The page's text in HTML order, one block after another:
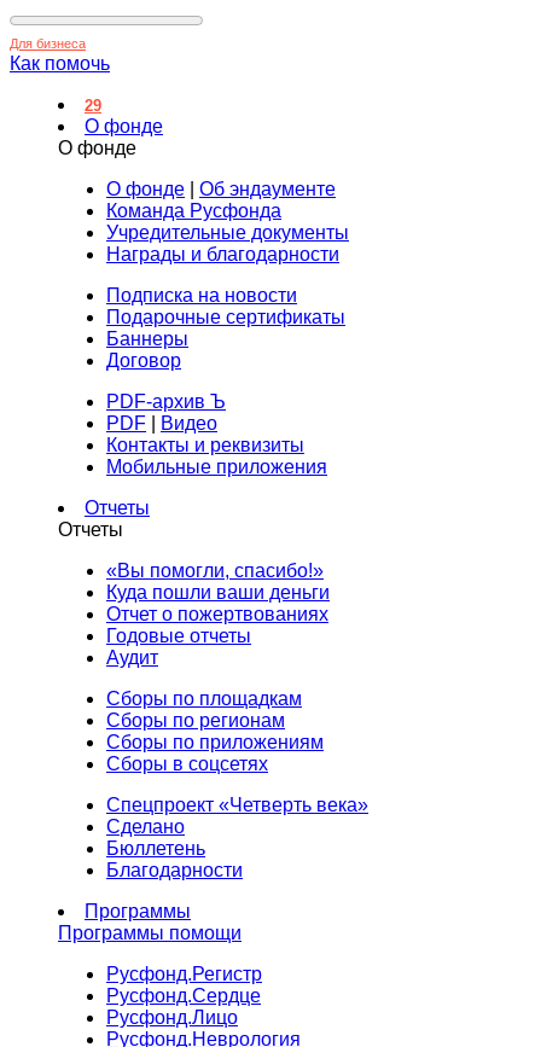
Для бизнеса
Как помочь
29
О фонде
О фонде
О фонде
Об эндаументе
Команда Русфонда
Учредительные документы
Награды и благодарности
Подписка на новости
Подарочные сертификаты
Баннеры
Договор
PDF-архив Ъ
PDF
Видео
Контакты и реквизиты
Мобильные приложения
Отчеты
Отчеты
«Вы помогли, спасибо!»
Куда пошли ваши деньги
Отчет о пожертвованиях
Годовые отчеты
Аудит
Сборы по площадкам
Сборы по регионам
Сборы по приложениям
Сборы в соцсетях
Спецпроект «Четверть века»
Сделано
Бюллетень
Благодарности
Программы
Программы помощи
Русфонд.Регистр
Русфонд.Сердце
Русфонд.Лицо
Русфонд.Неврология